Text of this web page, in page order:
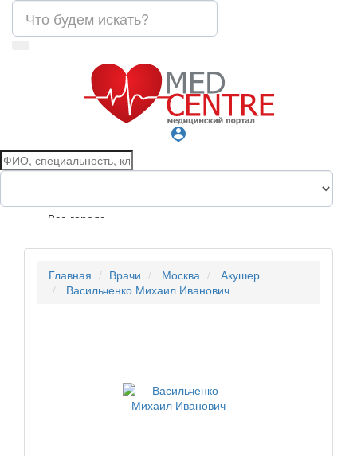
person_pin
Все города
Главная Врачи Москва
Акушер
Васильченко Михаил Иванович